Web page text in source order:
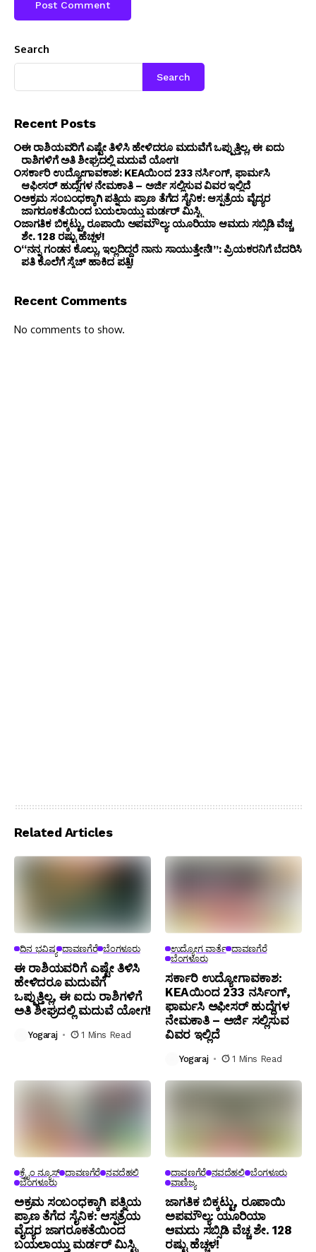
Search
Search
Recent Posts
ಈ ರಾಶಿಯವರಿಗೆ ಎಷ್ಟೇ ತಿಳಿಸಿ ಹೇಳಿದರೂ ಮದುವೆಗೆ ಒಪ್ಪುತ್ತಿಲ್ಲ, ಈ ಐದು
ರಾಶಿಗಳಿಗೆ ಅತಿ ಶೀಘ್ರದಲ್ಲಿ ಮದುವೆ ಯೋಗ!
ಸರ್ಕಾರಿ ಉದ್ಯೋಗಾವಕಾಶ: KEAಯಿಂದ 233 ನರ್ಸಿಂಗ್, ಫಾರ್ಮಸಿ
ಆಫೀಸರ್ ಹುದ್ದೆಗಳ ನೇಮಕಾತಿ – ಅರ್ಜಿ ಸಲ್ಲಿಸುವ ವಿವರ ಇಲ್ಲಿದೆ
ಅಕ್ರಮ ಸಂಬಂಧಕ್ಕಾಗಿ ಪತ್ನಿಯ ಪ್ರಾಣ ತೆಗೆದ ಸೈನಿಕ: ಆಸ್ಪತ್ರೆಯ ವೈದ್ಯರ
ಜಾಗರೂಕತೆಯಿಂದ ಬಯಲಾಯ್ತು ಮರ್ಡರ್ ಮಿಸ್ಟ್ರಿ
ಜಾಗತಿಕ ಬಿಕ್ಕಟ್ಟು, ರೂಪಾಯಿ ಅಪಮೌಲ್ಯ: ಯೂರಿಯಾ ಆಮದು ಸಬ್ಸಿಡಿ ವೆಚ್ಚ
ಶೇ. 128 ರಷ್ಟು ಹೆಚ್ಚಳ!
“ನನ್ನ ಗಂಡನ ಕೊಲ್ಲು, ಇಲ್ಲದಿದ್ದರೆ ನಾನು ಸಾಯುತ್ತೇನೆ!”: ಪ್ರಿಯಕರನಿಗೆ ಬೆದರಿಸಿ
ಪತಿ ಕೊಲೆಗೆ ಸ್ಕೆಚ್ ಹಾಕಿದ ಪತ್ನಿ!
Recent Comments
No comments to show.
Related Articles
ದಿನ ಭವಿಷ್ಯ ದಾವಣಗೆರೆ ಬೆಂಗಳೂರು
ಈ ರಾಶಿಯವರಿಗೆ ಎಷ್ಟೇ ತಿಳಿಸಿ
ಹೇಳಿದರೂ ಮದುವೆಗೆ
ಒಪ್ಪುತ್ತಿಲ್ಲ, ಈ ಐದು ರಾಶಿಗಳಿಗೆ
ಅತಿ ಶೀಘ್ರದಲ್ಲಿ ಮದುವೆ ಯೋಗ!
Yogaraj 1 Mins Read
ಉದ್ಯೋಗ ವಾರ್ತೆ ದಾವಣಗೆರೆ
ಬೆಂಗಳೂರು
ಸರ್ಕಾರಿ ಉದ್ಯೋಗಾವಕಾಶ:
KEAಯಿಂದ 233 ನರ್ಸಿಂಗ್,
ಫಾರ್ಮಸಿ ಆಫೀಸರ್ ಹುದ್ದೆಗಳ
ನೇಮಕಾತಿ – ಅರ್ಜಿ ಸಲ್ಲಿಸುವ
ವಿವರ ಇಲ್ಲಿದೆ
Yogaraj 1 Mins Read
ಕ್ರೈಂ ನ್ಯೂಸ್ ದಾವಣಗೆರೆ ನವದೆಹಲಿ
ಬೆಂಗಳೂರು
ಅಕ್ರಮ ಸಂಬಂಧಕ್ಕಾಗಿ ಪತ್ನಿಯ
ಪ್ರಾಣ ತೆಗೆದ ಸೈನಿಕ: ಆಸ್ಪತ್ರೆಯ
ವೈದ್ಯರ ಜಾಗರೂಕತೆಯಿಂದ
ಬಯಲಾಯ್ತು ಮರ್ಡರ್ ಮಿಸ್ಟ್ರಿ
ದಾವಣಗೆರೆ ನವದೆಹಲಿ ಬೆಂಗಳೂರು
ವಾಣಿಜ್ಯ
ಜಾಗತಿಕ ಬಿಕ್ಕಟ್ಟು, ರೂಪಾಯಿ
ಅಪಮೌಲ್ಯ: ಯೂರಿಯಾ
ಆಮದು ಸಬ್ಸಿಡಿ ವೆಚ್ಚ ಶೇ. 128
ರಷ್ಟು ಹೆಚ್ಚಳ!